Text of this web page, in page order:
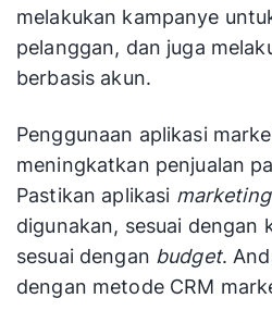
melakukan kampanye
pelanggan, dan juga
berbasis akun.
Penggunaan aplikasi
meningkatkan penjualan
Pastikan aplikasi marketing
digunakan, sesuai dengan
sesuai dengan budget.
dengan metode CRM